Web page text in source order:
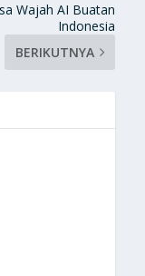
Wajah AI Buatan
Indonesia
BERIKUTNYA